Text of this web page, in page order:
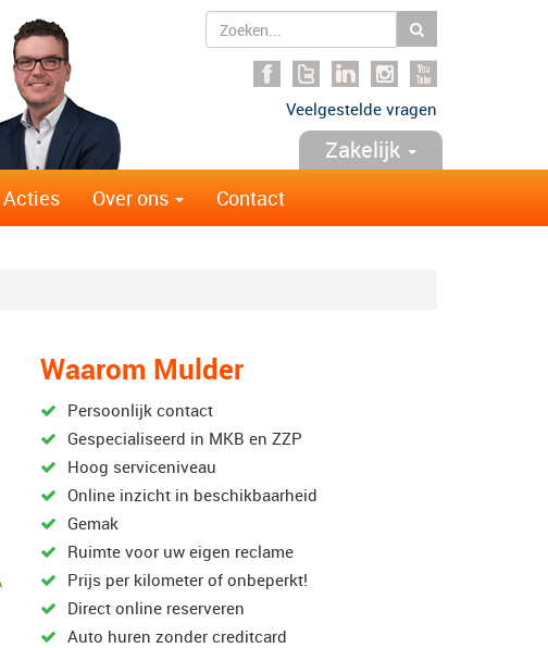
Veelgestelde vragen
Zakelijk
Acties Over ons Contact
Waarom Mulder
Persoonlijk contact
Gespecialiseerd in MKB en ZZP
Hoog serviceniveau
Online inzicht in beschikbaarheid
Gemak
Ruimte voor uw eigen reclame
Prijs per kilometer of onbeperkt!
Direct online reserveren
Auto huren zonder creditcard